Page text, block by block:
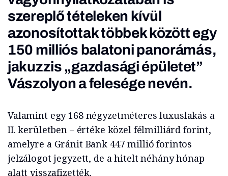
szereplő tételeken kívül
azonosítottak többek között egy
150 milliós balatoni panorámás,
jakuzzis „gazdasági épületet”
Vászolyon a felesége nevén.
Valamint egy 168 négyzetméteres luxuslakás a
II. kerületben – értéke közel félmilliárd forint,
amelyre a Gránit Bank 447 millió forintos
jelzálogot jegyzett, de a hitelt néhány hónap
alatt visszafizették.